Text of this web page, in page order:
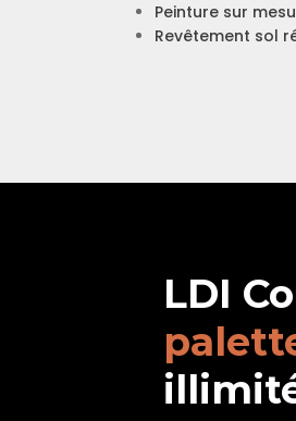
Peinture sur
Revêtement sol
LDI